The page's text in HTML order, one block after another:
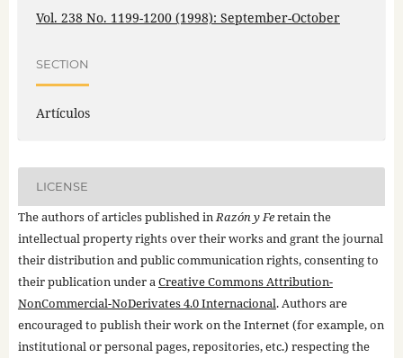
Vol. 238 No. 1199-1200 (1998): September-October
SECTION
Artículos
LICENSE
The authors of articles published inRazón y Feretain the
intellectual property rights over their works and grant the journal
their distribution and public communication rights, consenting to
their publication under aCreative Commons Attribution-
NonCommercial-NoDerivates 4.0 Internacional. Authors are
encouraged to publish their work on the Internet (for example, on
institutional or personal pages, repositories, etc.) respecting the